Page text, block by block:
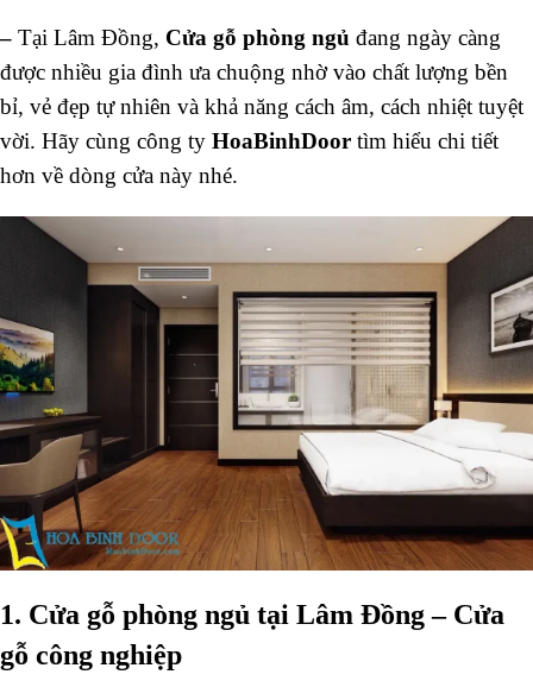
– Tại Lâm Đồng, Cửa gỗ phòng ngủ đang ngày càng
được nhiều gia đình ưa chuộng nhờ vào chất lượng bền
bỉ, vẻ đẹp tự nhiên và khả năng cách âm, cách nhiệt tuyệt
vời. Hãy cùng công ty HoaBinhDoor tìm hiểu chi tiết
hơn về dòng cửa này nhé.
1. Cửa gỗ phòng ngủ tại Lâm Đồng– Cửa
gỗ công nghiệp